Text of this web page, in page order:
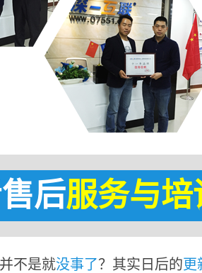
后服务与培
不是就没事了？其实日后的更